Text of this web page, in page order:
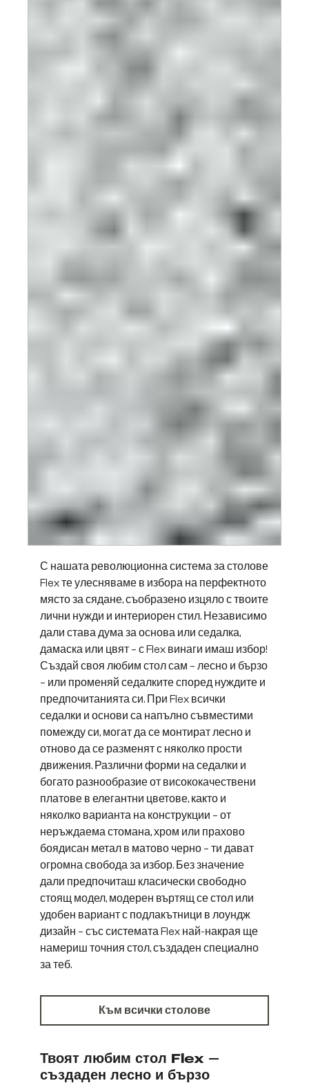
С нашата революционна система за столове
Flex те улесняваме в избора на перфектното
място за сядане, съобразено изцяло с твоите
лични нужди и интериорен стил. Независимо
дали става дума за основа или седалка,
дамаска или цвят – с Flex винаги имаш избор!
Създай своя любим стол сам – лесно и бързо
– или променяй седалките според нуждите и
предпочитанията си. При Flex всички
седалки и основи са напълно съвместими
помежду си, могат да се монтират лесно и
отново да се разменят с няколко прости
движения. Различни форми на седалки и
богато разнообразие от висококачествени
платове в елегантни цветове, както и
няколко варианта на конструкции – от
неръждаема стомана, хром или прахово
боядисан метал в матово черно – ти дават
огромна свобода за избор. Без значение
дали предпочиташ класически свободно
стоящ модел, модерен въртящ се стол или
удобен вариант с подлакътници в лоундж
дизайн – със системата Flex най-накрая ще
намериш точния стол, създаден специално
за теб.
Към всички столове
Твоят любим стол Flex –
създаден лесно и бързо